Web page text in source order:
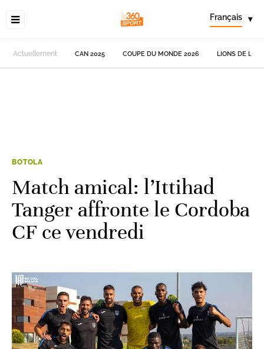
Français ▾
Actuellement CAN 2025 COUPE DU MONDE 2026 LIONS DE
BOTOLA
Match amical: l’Ittihad
Tanger affronte le Cordoba
CF ce vendredi